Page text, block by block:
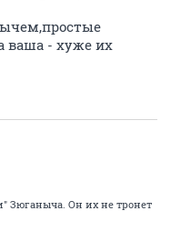
ваша - хуже их
Зюганыча. Он их не тронет